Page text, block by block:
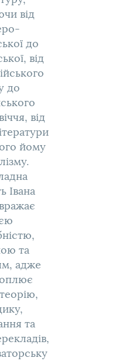
від
до
від
до
від
йому
Івана
та
адже
та